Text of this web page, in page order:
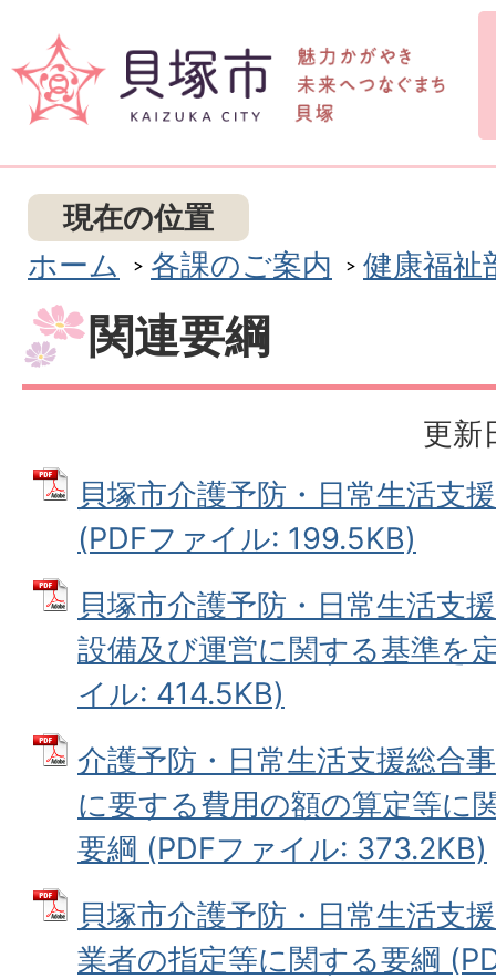
現在の位置
ホーム
各課のご案内 健康福祉
関連要綱
更新
貝塚市介護予防・日常生活支
(PDFファイル: 199.5KB)
貝塚市介護予防・日常生活支
設備及び運営に関する基準を
イル: 414.5KB)
介護予防・日常生活支援総合
に要する費用の額の算定等に
要綱 (PDFファイル: 373.2KB)
貝塚市介護予防・日常生活支
業者の指定等に関する要綱